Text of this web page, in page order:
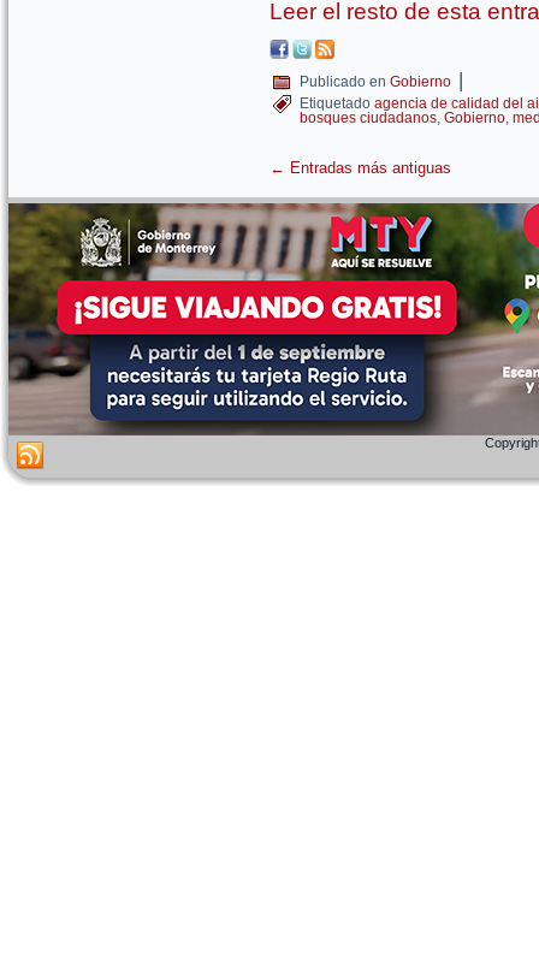
Leer el resto de esta
Publicado en Gobierno |
Etiquetado agencia de calidad del
bosques ciudadanos, Gobierno,
← Entradas más antiguas